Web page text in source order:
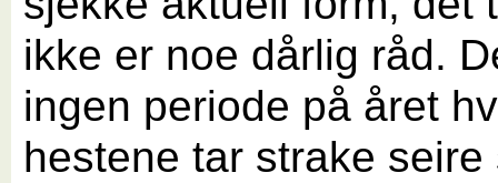
ikke er noe dårlig råd.
ingen periode på året
hestene tar strake seire